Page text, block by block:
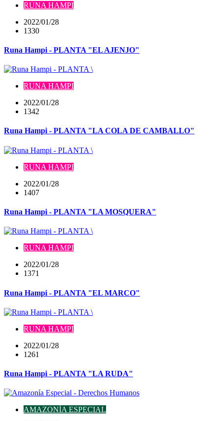
RUNA HAMPI
2022/01/28
1330
Runa Hampi - PLANTA "EL AJENJO"
RUNA HAMPI
2022/01/28
1342
Runa Hampi - PLANTA "LA COLA DE CAMBALLO"
RUNA HAMPI
2022/01/28
1407
Runa Hampi - PLANTA "LA MOSQUERA"
RUNA HAMPI
2022/01/28
1371
Runa Hampi - PLANTA "EL MARCO"
RUNA HAMPI
2022/01/28
1261
Runa Hampi - PLANTA "LA RUDA"
AMAZONÍA ESPECIAL